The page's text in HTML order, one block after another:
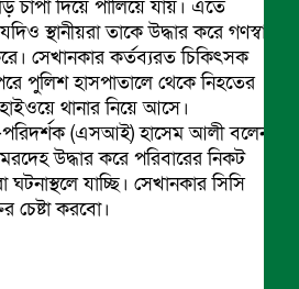
চাপা দিয়ে পালিয়ে যায়। এতে
স্থানীয়রা তাকে উদ্ধার করে গণস্বাস্থ্য
সেখানকার কর্তব্যরত চিকিৎসক
পুলিশ হাসপাতালে থেকে নিহতের
থানার নিয়ে আসে।
(এসআই) হাসেম আলী বলেন,
উদ্ধার করে পরিবারের নিকট
যাচ্ছি। সেখানকার সিসি
চেষ্টা করবো।